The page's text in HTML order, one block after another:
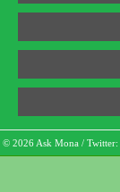
© 2026 Ask Mona / Twitter: